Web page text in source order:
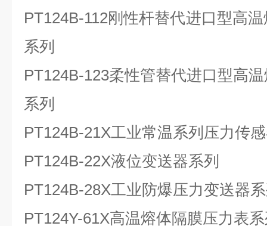
PT124B-112刚性杆替代进口型高
系列
PT124B-123柔性管替代进口型高
系列
PT124B-21X工业常温系列压力传
PT124B-22X液位变送器系列
PT124B-28X工业防爆压力变送器
PT124Y-61X高温熔体隔膜压力表